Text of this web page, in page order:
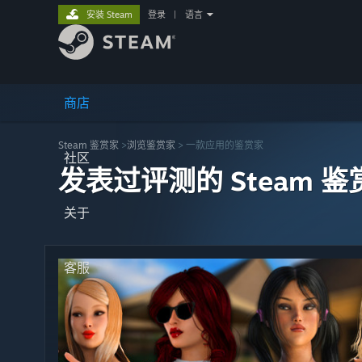
商店
社区
关于
客服
安装 Steam 登录 语言
Steam 鉴赏家 >浏览鉴赏家 > 一款应用的鉴赏家
发表过评测的 Steam 鉴